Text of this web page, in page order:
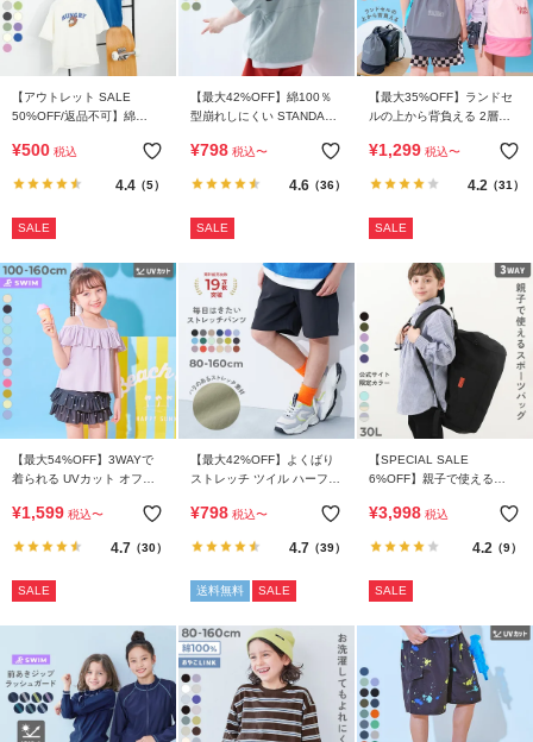
子
ど
も
服
コ
ム
ガ
イ
ド・
デ
ビ
ロ
ク
に
つ
て
お
【アウトレット SALE
50%OFF/返品不可】綿
ット プリント半袖Tシャツ
¥500 税込
4.4（5）
SALE
【最大42%OFF】綿100％
型崩れしにくい STANDARD
シャツ
¥798 税込〜
4.6（36）
SALE
【最大35%OFF】ランドセ
ルの上から背負える 2層式
¥1,299 税込〜
4.2（31）
SALE
【最大54%OFF】3WAYで
着られる UVカット オフシ
¥1,599 税込〜
4.7（30）
SALE
【最大42%OFF】よくばり
ストレッチ ツイル ハーフパ
¥798 税込〜
4.7（39）
送料無料 SALE
【SPECIAL SALE
6%OFF】親子で使える
¥3,998 税込
4.2 （9）
SALE